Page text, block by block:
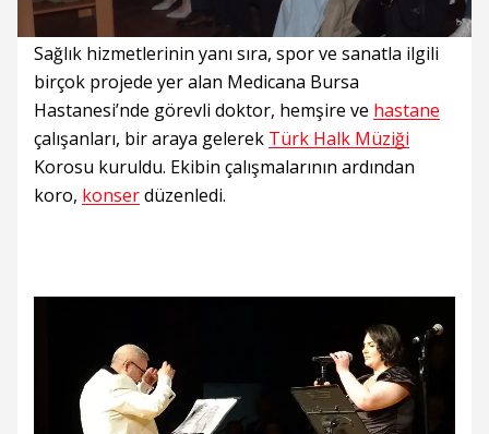
Toplam
Süre Yüklendi
0%
Yükleniyor
0%
Sağlık hizmetlerinin yanı sıra, spor ve sanatla ilgili
birçok projede yer alan Medicana Bursa
Hastanesi’nde görevli doktor, hemşire ve hastane
çalışanları, bir araya gelerek Türk Halk Müziği
Korosu kuruldu. Ekibin çalışmalarının ardından
koro, konserdüzenledi.